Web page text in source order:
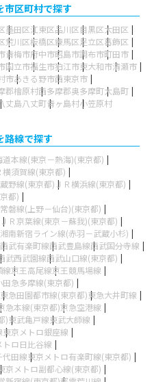
市区町村で探す
墨田区江東区品川区目黒区大田区
荒川区板橋区練馬区足立区葛飾区
青梅市府中市昭島市調布市町田市
国立市福生市狛江市東大和市清瀬市
市あきる野市西東京市
郡檜原村西多摩郡奥多摩町大島町
丈島八丈町青ヶ島村小笠原村
路線で探す
道本線(東京－熱海)(東京都)
横須賀線(東京都)
野線(東京都) ＪＲ横浜線(東京都)
都)
磐線(上野－仙台)(東京都)
ＪＲ京葉線(東京－蘇我)(東京都)
南新宿ライン線(赤羽－武蔵小杉)
西武有楽町線西武豊島線西武国分寺線
武西武園線西武山口線(東京都)
線京王高尾線京王競馬場線
田急多摩線(東京都)
東急田園都市線(東京都)東急大井町線
急本線(東京都)京急空港線
)東武亀戸線東武大師線
東京メトロ銀座線
トロ日比谷線
代田線東京メトロ有楽町線(東京都)
京メトロ副都心線(東京都)